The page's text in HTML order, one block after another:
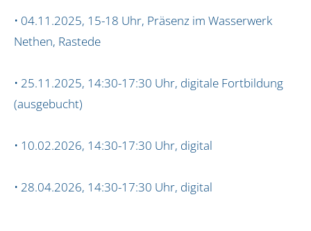
Infos
Kontakt
Impressum
Datenschutz
• 04.11.2025, 15-18 Uhr, Präsenz im Wasserwerk
Nethen, Rastede
• 25.11.2025, 14:30-17:30 Uhr, digitale Fortbildung
(ausgebucht)
• 10.02.2026, 14:30-17:30 Uhr, digital
• 28.04.2026, 14:30-17:30 Uhr, digital